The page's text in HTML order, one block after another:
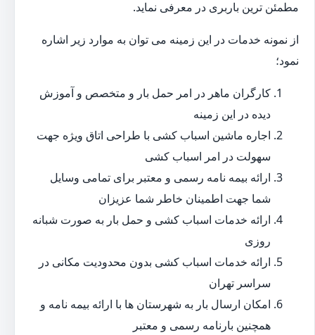
مطمئن ترین باربری در معرفی نماید.
از نمونه خدمات در این زمینه می توان به موارد زیر اشاره
نمود؛
کارگران ماهر در امر حمل بار و متخصص و آموزش
دیده در این زمینه
اجاره ماشین اسباب کشی با طراحی اتاق ویژه جهت
سهولت در امر اسباب کشی
ارائه بیمه نامه رسمی و معتبر برای تمامی وسایل
شما جهت اطمینان خاطر شما عزیزان
ارائه خدمات اسباب کشی و حمل بار به صورت شبانه
روزی
ارائه خدمات اسباب کشی بدون محدودیت مکانی در
سراسر تهران
امکان ارسال بار به شهرستان ها با ارائه بیمه نامه و
همچنین بارنامه رسمی و معتبر